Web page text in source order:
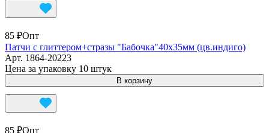
85 ₽Опт
Патчи с глиттером+стразы "Бабочка"40х35мм (цв.индиго)
Арт. 1864-20223
Цена за упаковку 10 штук
В корзину
85 ₽Опт